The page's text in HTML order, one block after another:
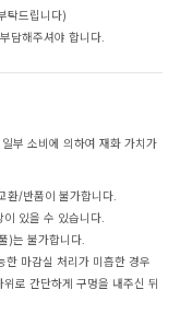
탁드립니다)
담해주셔야 합니다.
부 소비에 의하여 재화 가치가
환/반품이 불가합니다.
있을 수 있습니다.
)는 불가합니다.
한 마감실 처리가 미흡한 경우
로 간단하게 구멍을 내주신 뒤